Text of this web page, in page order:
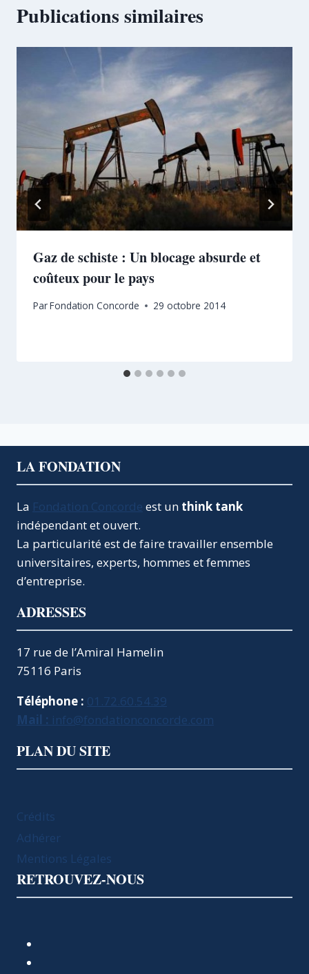
Publications similaires
Gaz de schiste : Un blocage absurde et
coûteux pour le pays
ParFondation Concorde 29 octobre 2014
LA FONDATION
La Fondation Concorde est un think tank
indépendant et ouvert.
La particularité est de faire travailler ensemble
universitaires, experts, hommes et femmes
d’entreprise.
ADRESSES
17 rue de l’Amiral Hamelin
75116 Paris
Téléphone : 01.72.60.54.39
Mail : info@fondationconcorde.com
PLAN DU SITE
Crédits
Adhérer
Mentions Légales
RETROUVEZ-NOUS